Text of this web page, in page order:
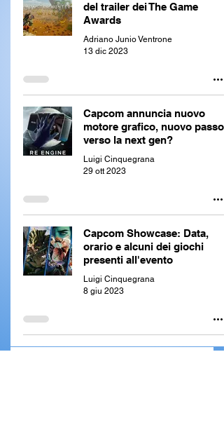
del trailer dei The Game
Awards
Adriano Junio Ventrone
13 dic 2023
Capcom annuncia nuovo
motore grafico, nuovo passo
verso la next gen?
Luigi Cinquegrana
29 ott 2023
Capcom Showcase: Data,
orario e alcuni dei giochi
presenti all'evento
Luigi Cinquegrana
8 giu 2023